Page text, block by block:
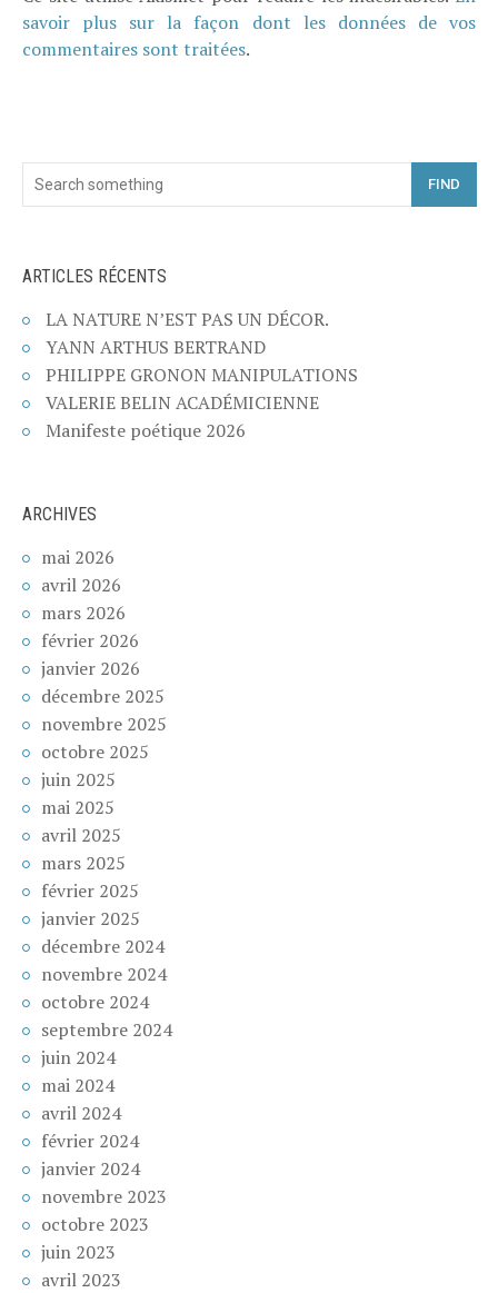
savoir plus sur la façon dont les données de vos
commentaires sont traitées.
FIND
ARTICLES RÉCENTS
LA NATURE N’EST PAS UN DÉCOR.
YANN ARTHUS BERTRAND
PHILIPPE GRONON MANIPULATIONS
VALERIE BELIN ACADÉMICIENNE
Manifeste poétique 2026
ARCHIVES
mai 2026
avril 2026
mars 2026
février 2026
janvier 2026
décembre 2025
novembre 2025
octobre 2025
juin 2025
mai 2025
avril 2025
mars 2025
février 2025
janvier 2025
décembre 2024
novembre 2024
octobre 2024
septembre 2024
juin 2024
mai 2024
avril 2024
février 2024
janvier 2024
novembre 2023
octobre 2023
juin 2023
avril 2023